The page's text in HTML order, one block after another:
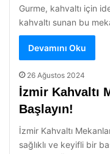
Gurme, kahvaltı için
kahvaltı sunan bu
Devamını Oku
26 Ağustos 2024
İzmir Kahvaltı
Başlayın!
İzmir Kahvaltı
sağlıklı ve keyifli bir